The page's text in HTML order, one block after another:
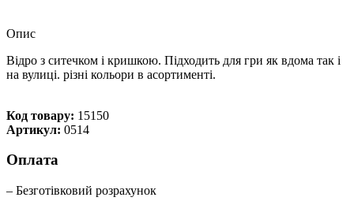
Опис
Відро з ситечком і кришкою. Підходить для гри як вдома так і
на вулиці. різні кольори в асортименті.
Код товару: 15150
Артикул: 0514
Оплата
– Безготівковий розрахунок